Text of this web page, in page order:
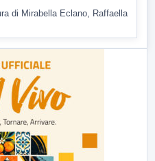
di Mirabella Eclano, Raffaella